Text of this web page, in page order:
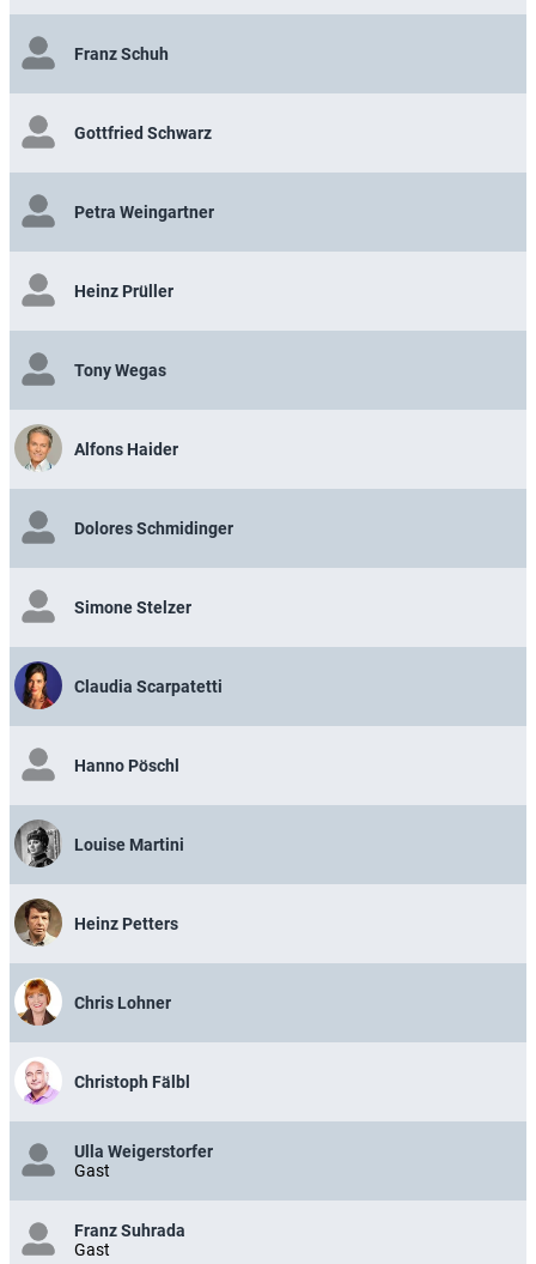
Franz Schuh
Gottfried Schwarz
Petra Weingartner
Heinz Prüller
Tony Wegas
Alfons Haider
Dolores Schmidinger
Simone Stelzer
Claudia Scarpatetti
Hanno Pöschl
Louise Martini
Heinz Petters
Chris Lohner
Christoph Fälbl
Ulla Weigerstorfer
Gast
Franz Suhrada
Gast